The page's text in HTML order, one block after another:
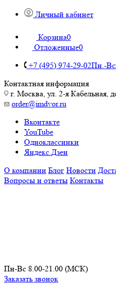
Личный кабинет
Корзина0
Отложенные0
+7 (495) 974-29-02Пн.-
Контактная информация
г. Москва, ул. 2-я Кабельная,
order@imdvor.ru
Вконтакте
YouTube
Одноклассники
Яндекс.Дзен
О компании Блог Новости
Вопросы и ответы Контакты
Пн-Вс 8.00-21.00 (МСК)
Заказать звонок